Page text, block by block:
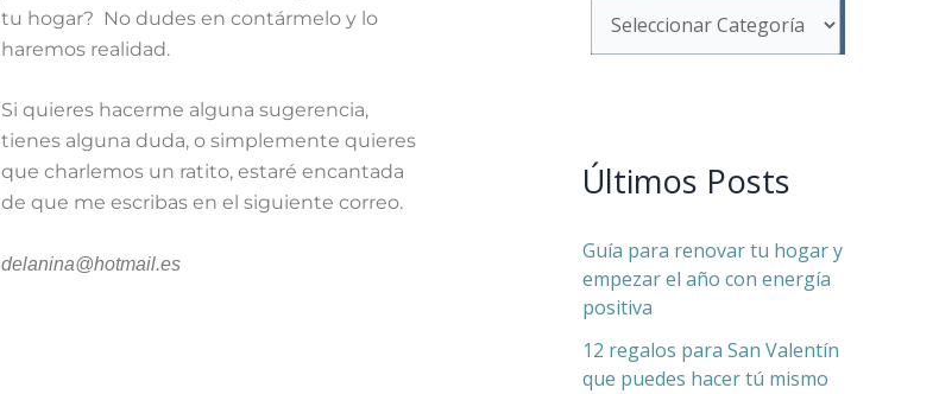
tu hogar? No dudes en contármelo y lo
haremos realidad.
Si quieres hacerme alguna sugerencia,
tienes alguna duda, o simplemente quieres
que charlemos un ratito, estaré encantada
de que me escribas en el siguiente correo.
delanina@hotmail.es
Últimos Posts
Guía para renovar tu hogar y
empezar el año con energía
positiva
12 regalos para San Valentín
que puedes hacer tú mismo